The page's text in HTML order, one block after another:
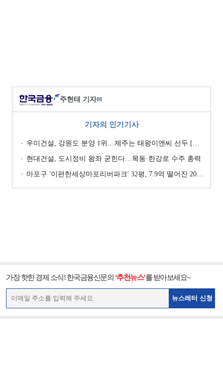
주현태 기자✉
기자의 인기기사
우미건설, 강원도 분양 1위…제주는 태왕이앤씨 선두 [이 지역 분양왕-강원·제주]
현대건설, 도시정비 왕좌 굳힌다…목동·한강로 수주 총력
마포구 '이편한세상마포리버파크' 32평, 7.9억 떨어진 20.4억원에 거래 [일일 하락가]
가장 핫한 경제 소식! 한국금융신문의 ‘추천뉴스’를 받아보세요~
뉴스레터 신청